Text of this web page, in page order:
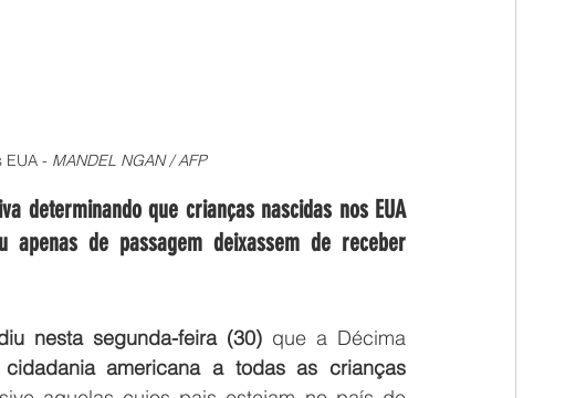
EUA - MANDEL NGAN / AFP
determinando que crianças nascidas nos EUA
de passagem deixassem de receber
nesta segunda-feira (30) que a Décima
americana a todas as crianças